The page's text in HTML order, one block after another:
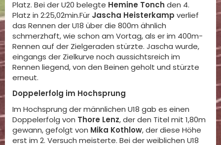
Platz. Bei der U20 belegte Hemine Tonch den 4.
Platz in 2:25,02min.Für Jascha Heisterkamp verlief
das Rennen der U18 über die 800m ähnlich
schmerzhaft, wie schon am Vortag, als er im 400m-
Rennen auf der Zielgeraden stürzte. Jascha wurde,
eingangs der Zielkurve noch aussichtsreich im
Rennen liegend, von den Beinen geholt und stürzte
erneut.
Doppelerfolg im Hochsprung
Im Hochsprung der männlichen U18 gab es einen
Doppelerfolg von Thore Lenz, der den Titel mit 1,80m
gewann, gefolgt von Mika Kothlow, der diese Höhe
erst im 2. Versuch meisterte. Bei der weiblichen U18